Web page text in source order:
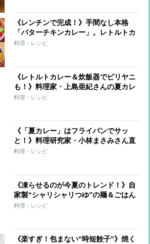
《レンチンで完成！》手間なし本格
「バターチキンカレー」。レトルトカ
レーが激変する簡単トッピングも
料理・レシピ
《レトルトカレー＆炊飯器でビリヤニ
も！》料理家・上島亜紀さんの夏カレ
ーレシピ
料理・レシピ
《「夏カレー」はフライパンでサッ
と！》料理研究家・小林まさみさん直
伝レシピ
料理・レシピ
《凍らせるのが今夏のトレンド！》自
家製“シャリシャリつゆ”の麺＆ごはん
7レシピ
料理・レシピ
《楽すぎ！包まない“時短餃子”》焼く